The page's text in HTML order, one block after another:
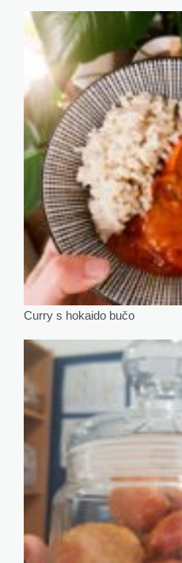
Curry s hokaido bučo